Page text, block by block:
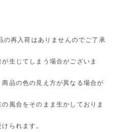
の再入荷はありませんのでご了承
生じてしまう場合がございま
品の色の見え方が異なる場合が
風合をそのまま生かしておりま
られます。